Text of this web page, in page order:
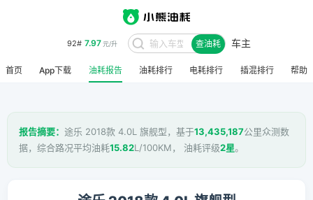
92# 7.97元/升 查油耗 车主
首页 App下载 油耗报告 油耗排行 电耗排行 插混排行 帮助
报告摘要： 途乐 2018款 4.0L 旗舰型，基于13,435,187公里众测数
据，综合路况平均油耗15.82L/100KM， 油耗评级2星。